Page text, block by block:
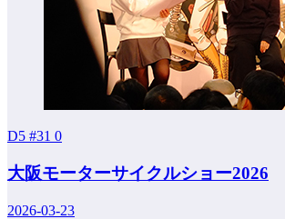
D5 #31 0
大阪モーターサイクルショー2026
2026-03-23